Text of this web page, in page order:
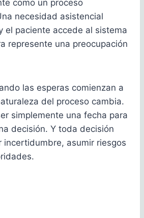
como un proceso
necesidad asistencial
el paciente accede al sistema
represente una preocupación
las esperas comienzan a
del proceso cambia.
simplemente una fecha para
decisión. Y toda decisión
incertidumbre, asumir riesgos